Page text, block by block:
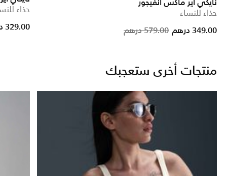
نايكي اير ماكس انفيجور
حذاء للنساء
Price
579.00 درهم to
349.00 درهم
حذاء
reduced from
to
329.00 درهم
منتجات أخرى ستعجبك